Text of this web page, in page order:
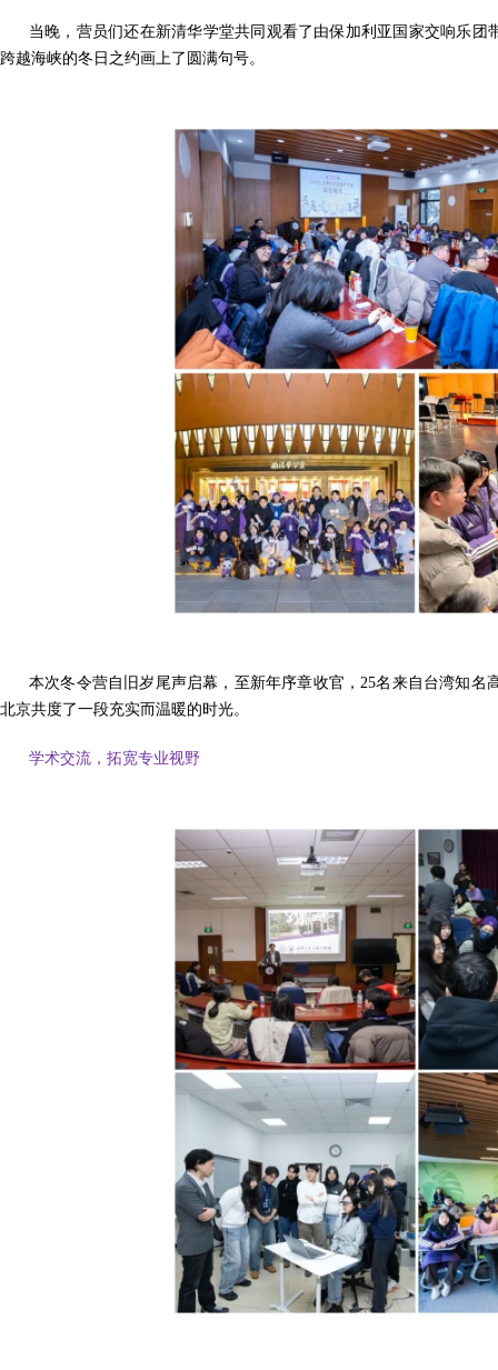
当晚，营员们还在新清华学堂共同观看了由保加利亚国家交响乐团
跨越海峡的冬日之约画上了圆满句号。
本次冬令营自旧岁尾声启幕，至新年序章收官，25名来自台湾知
北京共度了一段充实而温暖的时光。
学术交流，拓宽专业视野